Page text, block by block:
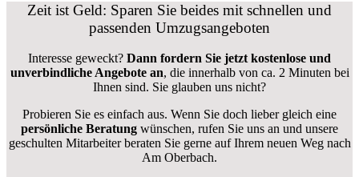
Zeit ist Geld: Sparen Sie beides mit schnellen und
passenden Umzugsangeboten
Interesse geweckt? Dann fordern Sie jetzt kostenlose und
unverbindliche Angebote an, die innerhalb von ca. 2 Minuten bei
Ihnen sind. Sie glauben uns nicht?
Probieren Sie es einfach aus. Wenn Sie doch lieber gleich eine
persönliche Beratung wünschen, rufen Sie uns an und unsere
geschulten Mitarbeiter beraten Sie gerne auf Ihrem neuen Weg nach
Am Oberbach.